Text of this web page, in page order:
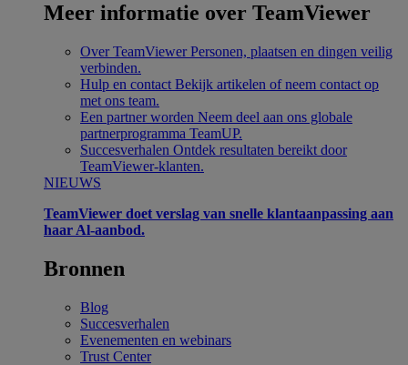
Meer informatie over TeamViewer
Over TeamViewer Personen, plaatsen en dingen veilig
verbinden.
Hulp en contact Bekijk artikelen of neem contact op
met ons team.
Een partner worden Neem deel aan ons globale
partnerprogramma TeamUP.
Succesverhalen Ontdek resultaten bereikt door
TeamViewer-klanten.
NIEUWS
TeamViewer doet verslag van snelle klantaanpassing aan
haar Al-aanbod.
Bronnen
Blog
Succesverhalen
Evenementen en webinars
Trust Center